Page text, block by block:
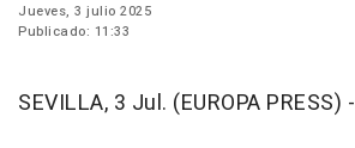
Jueves, 3 julio 2025
Publicado: 11:33
SEVILLA, 3 Jul. (EUROPA PRESS) -